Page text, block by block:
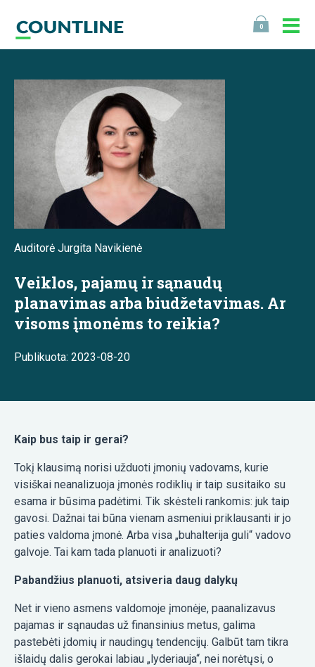
0
Auditorė Jurgita Navikienė
Veiklos, pajamų ir sąnaudų
planavimas arba biudžetavimas. Ar
visoms įmonėms to reikia?
Publikuota: 2023-08-20
Kaip bus taip ir gerai?
Tokį klausimą norisi užduoti įmonių vadovams, kurie
visiškai neanalizuoja įmonės rodiklių ir taip susitaiko su
esama ir būsima padėtimi. Tik skėsteli rankomis: juk taip
gavosi. Dažnai tai būna vienam asmeniui priklausanti ir jo
paties valdoma įmonė. Arba visa „buhalterija guli“ vadovo
galvoje. Tai kam tada planuoti ir analizuoti?
Pabandžius planuoti, atsiveria daug dalykų
Net ir vieno asmens valdomoje įmonėje, paanalizavus
pajamas ir sąnaudas už finansinius metus, galima
pastebėti įdomių ir naudingų tendencijų. Galbūt tam tikra
išlaidų dalis gerokai labiau „lyderiauja“, nei norėtųsi, o